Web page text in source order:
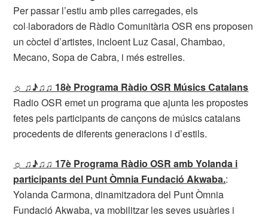
Per passar l’estiu amb piles carregades, els
col·laboradors de Ràdio Comunitària OSR ens proposen
un còctel d’artistes, incloent Luz Casal, Chambao,
Mecano, Sopa de Cabra, i més estrelles.
☼ ♫♪♫♫ 18è Programa Ràdio OSR Músics Catalans
Radio OSR emet un programa que ajunta les propostes
fetes pels participants de cançons de músics catalans
procedents de diferents generacions i d’estils.
☼ ♫♪♫♫ 17è Programa Ràdio OSR amb Yolanda i
participants del Punt Òmnia Fundació Akwaba.:
Yolanda Carmona, dinamitzadora del Punt Òmnia
Fundació Akwaba, va mobilitzar les seves usuàries i